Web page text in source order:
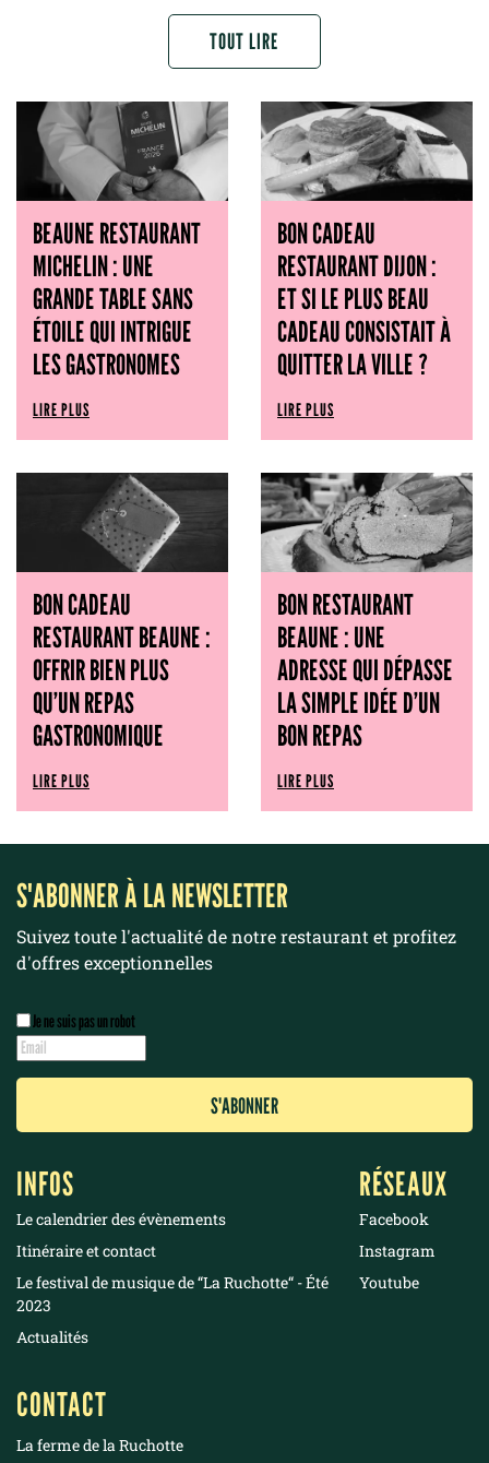
TOUT LIRE
BEAUNE RESTAURANT
MICHELIN : UNE
GRANDE TABLE SANS
ÉTOILE QUI INTRIGUE
LES GASTRONOMES
LIRE PLUS
BON CADEAU
RESTAURANT DIJON :
ET SI LE PLUS BEAU
CADEAU CONSISTAIT À
QUITTER LA VILLE ?
LIRE PLUS
BON CADEAU
RESTAURANT BEAUNE :
OFFRIR BIEN PLUS
QU’UN REPAS
GASTRONOMIQUE
LIRE PLUS
BON RESTAURANT
BEAUNE : UNE
ADRESSE QUI DÉPASSE
LA SIMPLE IDÉE D’UN
BON REPAS
LIRE PLUS
S'ABONNER À LA NEWSLETTER
Suivez toute l'actualité de notre restaurant et profitez
d'offres exceptionnelles
Je ne suis pas un robot
INFOS
Le calendrier des évènements
Itinéraire et contact
Le festival de musique de “La Ruchotte“ - Été
2023
Actualités
RÉSEAUX
Facebook
Instagram
Youtube
CONTACT
La ferme de la Ruchotte